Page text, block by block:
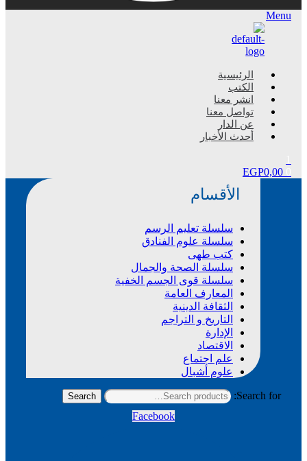
Menu
الرئيسية
الكتب
انشر معنا
تواصل معنا
عن الدار
أحدث الأخبار
EGP0,00
الأقسام
سلسلة تعليم الرسم
سلسلة علوم الفنادق
كتب طهى
سلسلة الصحة والجمال
سلسلة قوى الجسم الخفية
المعارف العامة
الثقافة الدينية
التاريخ و التراجم
الإدارة
الاقتصاد
علم اجتماع
علوم أشبال
Search for:
Search
Facebook